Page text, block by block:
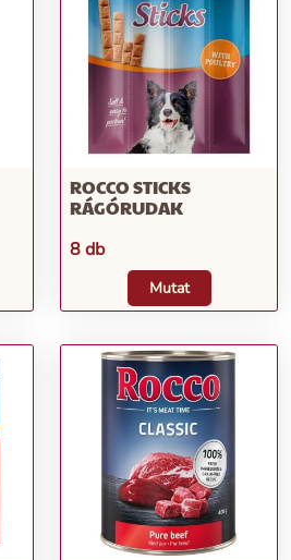
ROCCO STICKS
RÁGÓRUDAK
8 db
Mutat